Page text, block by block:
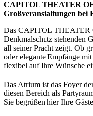
CAPITOL THEATER
Großveranstaltungen bei
Das CAPITOL THEATER
Denkmalschutz stehenden
all seiner Pracht zeigt. Ob
oder elegante Empfänge
flexibel auf Ihre Wünsche
Das Atrium ist das Foyer
diesen Bereich als
Sie begrüßen hier Ihre